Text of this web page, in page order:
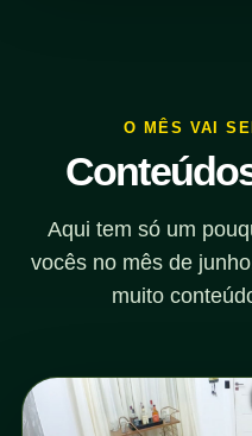
O MÊS VAI
Aqui tem só um
vocês no mês de
muito